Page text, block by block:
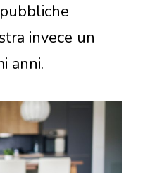
invece un
anni.